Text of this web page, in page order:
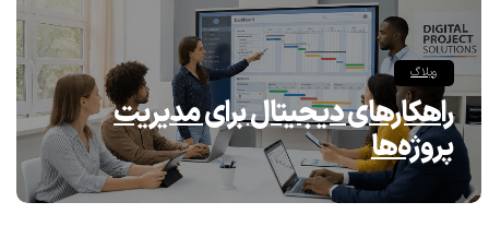
وبلاگ
راهکارهای دیجیتال برای مدیریت
پروژه‌ها